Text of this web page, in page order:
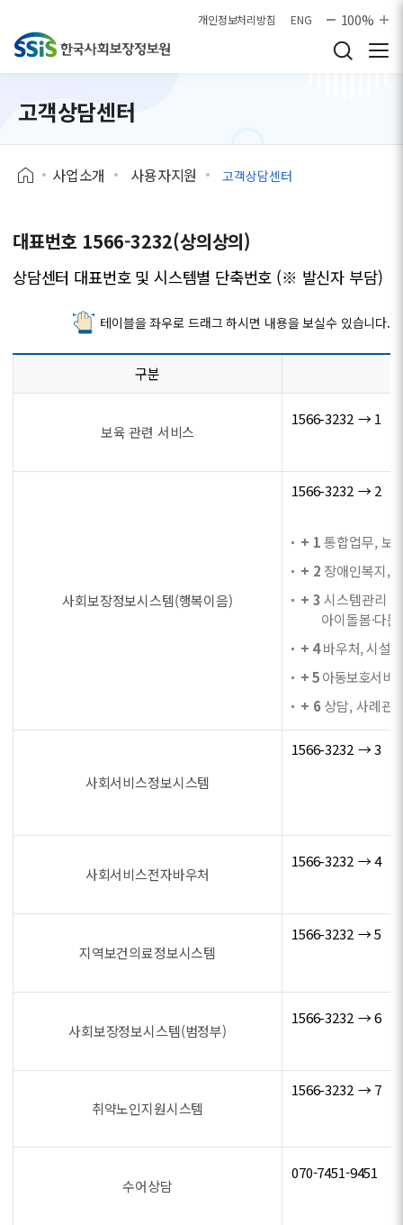
개인정보처리방침 ENG 100%
고객상담센터
사업소개 사용자지원 고객상담센터
대표번호 1566-3232(상의상의)
상담센터 대표번호 및 시스템별 단축번호 (※ 발신자 부담)
테이블을 좌우로 드래그 하시면 내용을 보실수 있습니다.
구분
보육 관련 서비스
1566-3232 → 1
사회보장정보시스템(행복이음)
1566-3232 → 2
+ 1통합업무, 보
+ 2 장애인복지,
+ 3시스템관리
아이돌봄·다문
+ 4바우처, 시설
+ 5아동보호서비
+ 6상담, 사례관
사회서비스정보시스템
1566-3232 → 3
사회서비스전자바우처
1566-3232 → 4
지역보건의료정보시스템
1566-3232 → 5
사회보장정보시스템(범정부)
1566-3232 → 6
취약노인지원시스템
1566-3232 → 7
수어상담
070-7451-9451